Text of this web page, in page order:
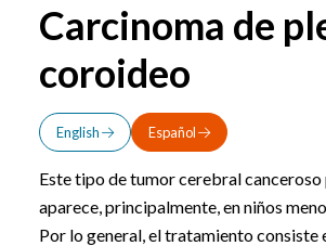
Carcinoma de
coroideo
English Español
Este tipo de tumor cerebral
aparece, principalmente, en niños
Por lo general, el tratamiento consiste